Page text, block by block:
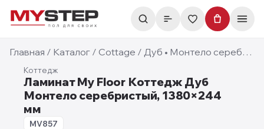
Главная / Каталог / Cottage / Дуб • Монтело серебристый
8 мм
Коттедж
Ламинат My Floor Коттедж Дуб
Монтело серебристый, 1380×244
мм
MV857